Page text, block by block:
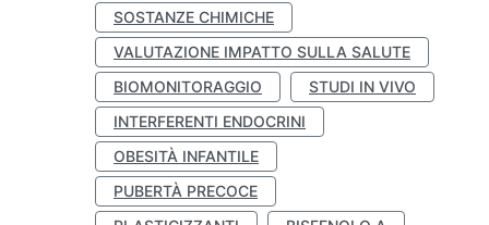
SOSTANZE CHIMICHE
VALUTAZIONE IMPATTO SULLA SALUTE
BIOMONITORAGGIO
STUDI IN VIVO
INTERFERENTI ENDOCRINI
OBESITÀ INFANTILE
PUBERTÀ PRECOCE